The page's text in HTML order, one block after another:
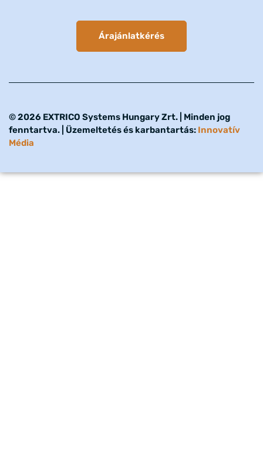
Árajánlatkérés
© 2026 EXTRICO Systems Hungary Zrt. | Minden jog
fenntartva. | Üzemeltetés és karbantartás: Innovatív
Média